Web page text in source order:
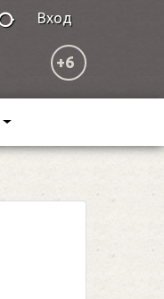
Вход
+6